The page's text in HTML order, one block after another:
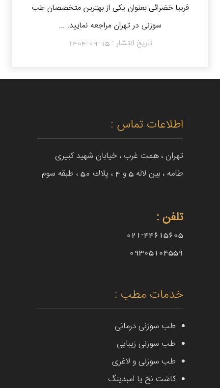
فریبا خضرائی بعنوان یکی از بهترین متخصصان طب
سوزنی در تهران مراجعه نمایید. ...
تاریخ انتشار :1404-09-15
اطلاعات تماس :
تهران ، همت غرب ، خيابان شهيد كبيرى
طامه ، بین لاله 5 و 4 ، پلاك 50 ، طبقه سوم
تلفن :
021-44615605
09305104559
خدمات مطب :
طب سوزنی درمانی
طب سوزنی زیبایی
طب سوزنی و لاغری
کاشت نخ یا امبدینگ